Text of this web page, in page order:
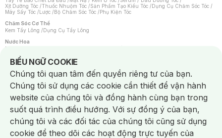
Xịt Dưỡng Tóc /Thuốc Nhuộm Tóc /Sản Phẩm Tạo Kiểu Tóc /Dụng Cụ Chăm Sóc Tóc /
Máy Sấy Tóc /Lược /Bộ Chăm Sóc Tóc /Phụ Kiện Tóc
Chăm Sóc Cơ Thể
Kem Tẩy Lông /Dụng Cụ Tẩy Lông
Nước Hoa
Nước Hoa Nữ
Chăm Sóc Cá Nhân
Chống Muỗi /Khẩu Trang /Máy Massage/Mặt Nạ Xông Hơi /Nước Rửa Tay/
Sản Phẩm Chăm Sóc Khác /Bàn Chải Đánh Răng /Bàn Chải Điện/
Hỗ Trợ Trắng Răng/Kem Đánh Răng /Máy Tăm Nước/ Nước Súc Miệng/
Tăm / Chỉ Nha Khoa/ Xịt Thơm Miệng / Dung Dịch Vệ Sinh/Dưỡng Vùng Kín/
Khăn Ướt Vệ Sinh Vùng Kín/Băng Vệ Sinh/Tampon/Bọt Cạo Râu /Dao Cạo Râu/
Máy Cạo Râu
Vấn Đề Về Da
Da Dầu / Lỗ Chân Lông To/ Da Khô / Mất Nước/ Da Lão Hóa/ Da Mụn/
Da Nhạy Cảm / Kích Ứng
Da Xỉn Màu Thâm / Nám / Tàn Nhang
Quầng Thâm & Bọng Mắt /Sẹo /Viêm Da Cơ Địa
BIỂU NGỮ COOKIE
Notice about cookies usage
Chúng tôi quan tâm đến quyền riêng tư của bạn.
Chúng tôi sử dụng các cookie cần thiết để vận hành
website của chúng tôi và đồng hành cùng bạn trong
suốt quá trình điều hướng. Với sự đồng ý của bạn,
chúng tôi và các đối tác của chúng tôi cũng sử dụng
cookie để theo dõi các hoạt động trực tuyến của